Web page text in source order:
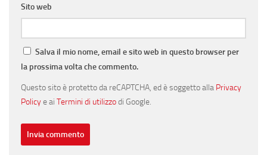
Sito web
Salva il mio nome, email e sito web in questo browser per
la prossima volta che commento.
Questo sito è protetto da reCAPTCHA, ed è soggetto alla Privacy
Policye ai Termini di utilizzodi Google.